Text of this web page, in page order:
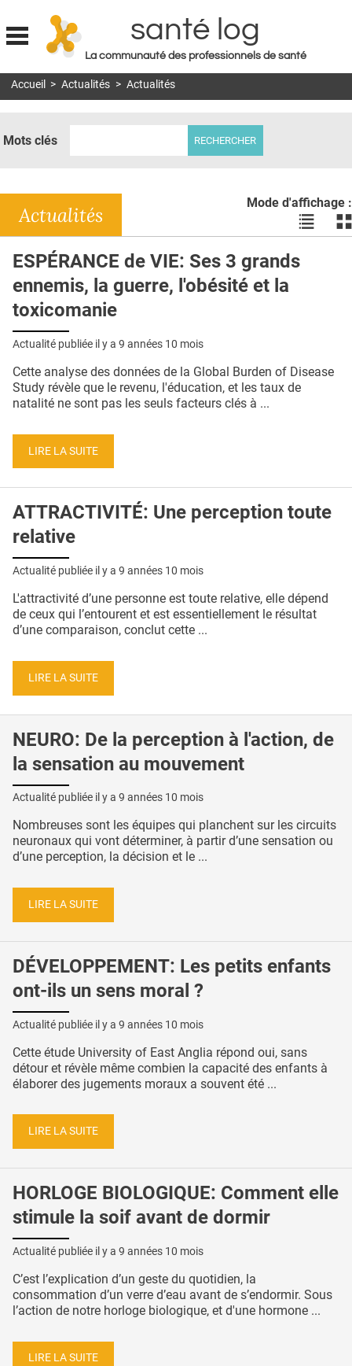
Jump to navigation
santé log
La communauté des professionnels de santé
MON COMPTE
DOSSIERS
RÉSEAUX
E-REVUE SAD
THÉMA
L'APP
PUBLICITÉ
CONTACT
Accueil > Actualités > Actualités
Mots clés
Mode d'affichage :
Voir
les
les
Actualités
ESPÉRANCE de VIE: Ses 3 grands
ennemis, la guerre, l'obésité et la
toxicomanie
Actualité publiée il y a 9 années 10 mois
Cette analyse des données de la Global Burden of Disease
Study révèle que le revenu, l'éducation, et les taux de
natalité ne sont pas les seuls facteurs clés à ...
LIRE LA SUITE
ATTRACTIVITÉ: Une perception toute
relative
Actualité publiée il y a 9 années 10 mois
L'attractivité d’une personne est toute relative, elle dépend
de ceux qui l’entourent et est essentiellement le résultat
d’une comparaison, conclut cette ...
LIRE LA SUITE
NEURO: De la perception à l'action, de
la sensation au mouvement
Actualité publiée il y a 9 années 10 mois
Nombreuses sont les équipes qui planchent sur les circuits
neuronaux qui vont déterminer, à partir d’une sensation ou
d’une perception, la décision et le ...
LIRE LA SUITE
DÉVELOPPEMENT: Les petits enfants
ont-ils un sens moral ?
Actualité publiée il y a 9 années 10 mois
Cette étude University of East Anglia répond oui, sans
détour et révèle même combien la capacité des enfants à
élaborer des jugements moraux a souvent été ...
LIRE LA SUITE
HORLOGE BIOLOGIQUE: Comment elle
stimule la soif avant de dormir
Actualité publiée il y a 9 années 10 mois
C’est l’explication d’un geste du quotidien, la
consommation d’un verre d’eau avant de s’endormir. Sous
l’action de notre horloge biologique, et d'une hormone ...
LIRE LA SUITE